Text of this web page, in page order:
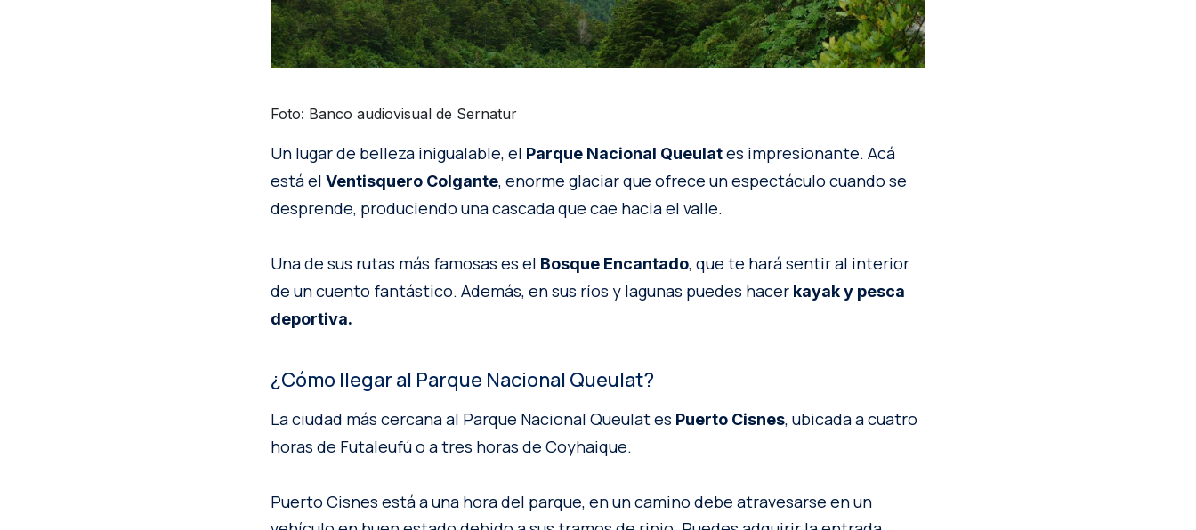
Foto: Banco audiovisual de Sernatur
Un lugar de belleza inigualable, el Parque Nacional Queulates impresionante. Acá
está el Ventisquero Colgante, enorme glaciar que ofrece un espectáculo cuando se
desprende, produciendo una cascada que cae hacia el valle.
Una de sus rutas más famosas es el Bosque Encantado, que te hará sentir al interior
de un cuento fantástico. Además, en sus ríos y lagunas puedes hacer kayak y pesca
deportiva.
¿Cómo llegar al Parque Nacional Queulat?
La ciudad más cercana al Parque Nacional Queulat es Puerto Cisnes, ubicada a cuatro
horas de Futaleufú o a tres horas de Coyhaique.
Puerto Cisnes está a una hora del parque, en un camino debe atravesarse en un